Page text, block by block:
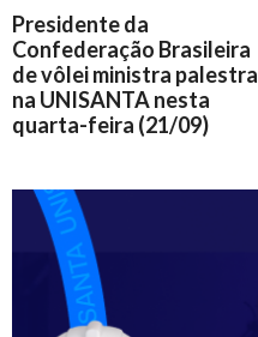
Presidente da
Confederação Brasileira
de vôlei ministra palestra
na UNISANTA nesta
quarta-feira (21/09)